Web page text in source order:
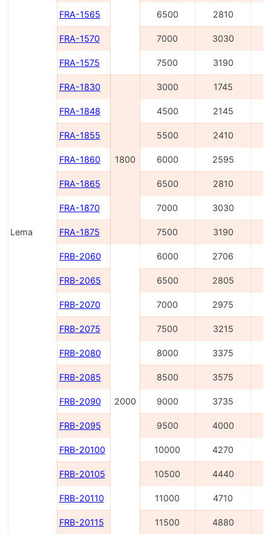
Lema
FRA-1565 6500 2810
FRA-1570 7000 3030
FRA-1575 7500 3190
FRA-1830
1800
3000 1745
FRA-1848 4500 2145
FRA-1855 5500 2410
FRA-1860 6000 2595
FRA-1865 6500 2810
FRA-1870 7000 3030
FRA-1875 7500 3190
FRB-2060
2000
6000 2706
FRB-2065 6500 2805
FRB-2070 7000 2975
FRB-2075 7500 3215
FRB-2080 8000 3375
FRB-2085 8500 3575
FRB-2090 9000 3735
FRB-2095 9500 4000
FRB-20100 10000 4270
FRB-20105 10500 4440
FRB-20110 11000 4710
FRB-20115 11500 4880